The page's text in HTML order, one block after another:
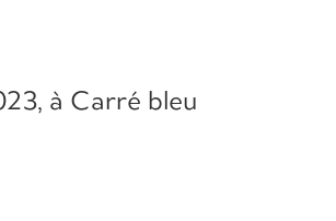
à Carré bleu